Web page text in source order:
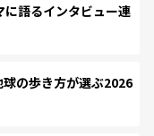
語るインタビュー連
の歩き方が選ぶ2026